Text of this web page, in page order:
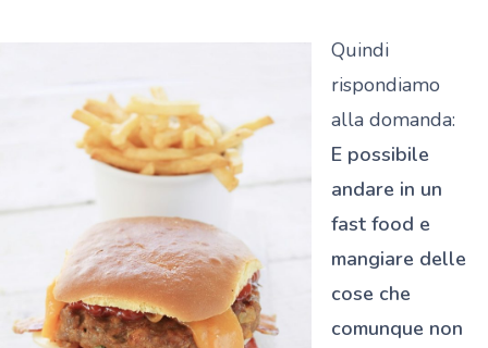
Quindi
rispondiamo
alla domanda:
E possibile
andare in un
fast food e
mangiare delle
cose che
comunque non